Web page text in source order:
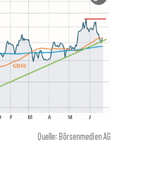
Quelle: Börsenmedien AG